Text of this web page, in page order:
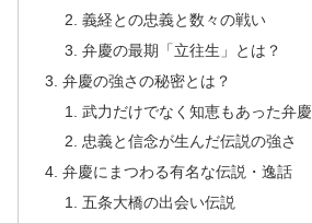
義経との忠義と数々の戦い
弁慶の最期「立往生」とは？
弁慶の強さの秘密とは？
武力だけでなく知恵もあった弁慶
忠義と信念が生んだ伝説の強さ
弁慶にまつわる有名な伝説・逸話
五条大橋の出会い伝説